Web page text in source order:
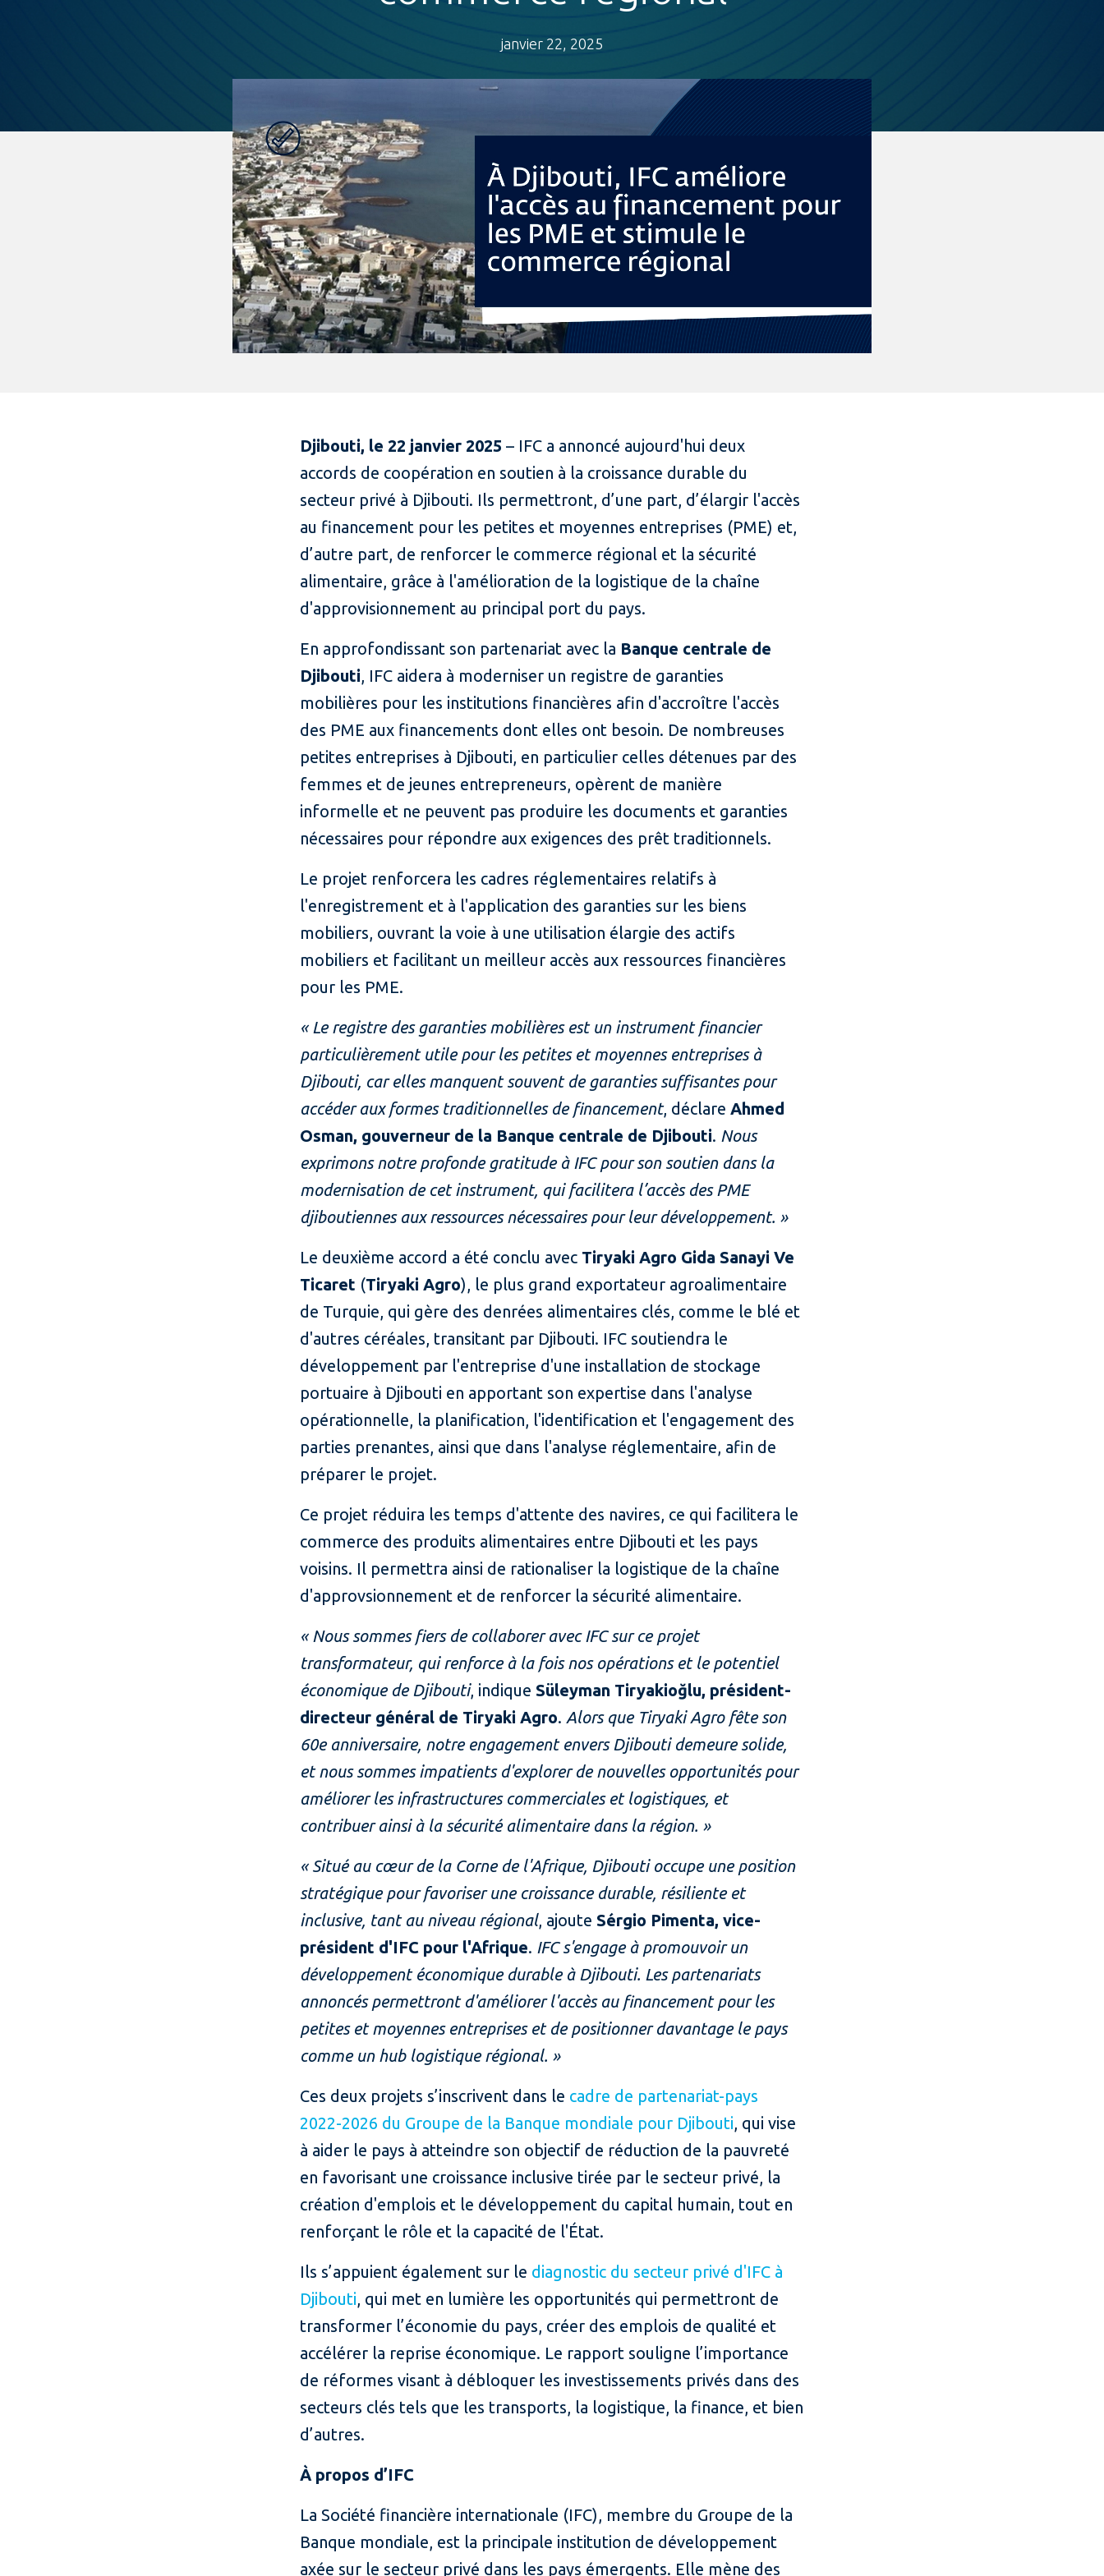
janvier 22, 2025
Djibouti, le 22 janvier 2025 – IFC a annoncé aujourd'hui deux
accords de coopération en soutien à la croissance durable du
secteur privé à Djibouti. Ils permettront, d’une part, d’élargir l'accès
au financement pour les petites et moyennes entreprises (PME) et,
d’autre part, de renforcer le commerce régional et la sécurité
alimentaire, grâce à l'amélioration de la logistique de la chaîne
d'approvisionnement au principal port du pays.
En approfondissant son partenariat avec la Banque centrale de
Djibouti, IFC aidera à moderniser un registre de garanties
mobilières pour les institutions financières afin d'accroître l'accès
des PME aux financements dont elles ont besoin. De nombreuses
petites entreprises à Djibouti, en particulier celles détenues par des
femmes et de jeunes entrepreneurs, opèrent de manière
informelle et ne peuvent pas produire les documents et garanties
nécessaires pour répondre aux exigences des prêt traditionnels.
Le projet renforcera les cadres réglementaires relatifs à
l'enregistrement et à l'application des garanties sur les biens
mobiliers, ouvrant la voie à une utilisation élargie des actifs
mobiliers et facilitant un meilleur accès aux ressources financières
pour les PME.
« Le registre des garanties mobilières est un instrument financier
particulièrement utile pour les petites et moyennes entreprises à
Djibouti, car elles manquent souvent de garanties suffisantes pour
accéder aux formes traditionnelles de financement, déclareAhmed
Osman, gouverneur de la Banque centrale de Djibouti. Nous
exprimons notre profonde gratitude à IFC pour son soutien dans la
modernisation de cet instrument, qui facilitera l’accès des PME
djiboutiennes aux ressources nécessaires pour leur développement. »
Le deuxième accord a été conclu avec Tiryaki Agro Gida Sanayi Ve
Ticaret (Tiryaki Agro), le plus grand exportateur agroalimentaire
de Turquie, qui gère des denrées alimentaires clés, comme le blé et
d'autres céréales, transitant par Djibouti. IFC soutiendra le
développement par l'entreprise d'une installation de stockage
portuaire à Djibouti en apportant son expertise dans l'analyse
opérationnelle, la planification, l'identification et l'engagement des
parties prenantes, ainsi que dans l'analyse réglementaire, afin de
préparer le projet.
Ce projet réduira les temps d'attente des navires, ce qui facilitera le
commerce des produits alimentaires entre Djibouti et les pays
voisins. Il permettra ainsi de rationaliser la logistique de la chaîne
d'approvsionnement et de renforcer la sécurité alimentaire.
« Nous sommes fiers de collaborer avec IFC sur ce projet
transformateur, qui renforce à la fois nos opérations et le potentiel
économique de Djibouti, indiqueSüleyman Tiryakioğlu, président-
directeur général de Tiryaki Agro. Alors que Tiryaki Agro fête son
60e anniversaire, notre engagement envers Djibouti demeure solide,
et nous sommes impatients d'explorer de nouvelles opportunités pour
améliorer les infrastructures commerciales et logistiques, et
contribuer ainsi à la sécurité alimentaire dans la région. »
« Situé au cœur de la Corne de l'Afrique, Djibouti occupe une position
stratégique pour favoriser une croissance durable, résiliente et
inclusive, tant au niveau régional, ajouteSérgio Pimenta, vice-
président d'IFC pour l'Afrique. IFC s'engage à promouvoir un
développement économique durable à Djibouti. Les partenariats
annoncés permettront d'améliorer l'accès au financement pour les
petites et moyennes entreprises et de positionner davantage le pays
comme un hub logistique régional. »
Ces deux projets s’inscrivent dans le cadre de partenariat-pays
2022-2026 du Groupe de la Banque mondiale pour Djibouti, qui vise
à aider le pays à atteindre son objectif de réduction de la pauvreté
en favorisant une croissance inclusive tirée par le secteur privé, la
création d'emplois et le développement du capital humain, tout en
renforçant le rôle et la capacité de l'État.
Ils s’appuient également sur le diagnostic du secteur privé d'IFC à
Djibouti, qui met en lumière les opportunités qui permettront de
transformer l’économie du pays, créer des emplois de qualité et
accélérer la reprise économique. Le rapport souligne l’importance
de réformes visant à débloquer les investissements privés dans des
secteurs clés tels que les transports, la logistique, la finance, et bien
d’autres.
À propos d’IFC
La Société financière internationale (IFC), membre du Groupe de la
Banque mondiale, est la principale institution de développement
axée sur le secteur privé dans les pays émergents. Elle mène des